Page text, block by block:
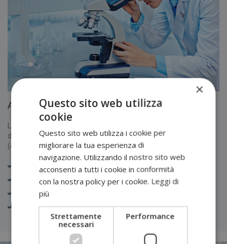
Analisi Microbiologiche
determinare eventuali patogeni attraverso indagini dirette
(esame colturale) o indiretti (ricerca di anticorpi) o genetiche.
Tampone faringeo (esame colturale)
Esame colturale delle feci
Ricerca parassiti nelle feci
Urinocoltura
×
Questo sito web utilizza
cookie
Questo sito web utilizza i cookie per
migliorare la tua esperienza di
navigazione. Utilizzando il nostro sito web
acconsenti a tutti i cookie in conformità
con la nostra policy per i cookie. Leggi di
più
Strettamente
necessari
Performance